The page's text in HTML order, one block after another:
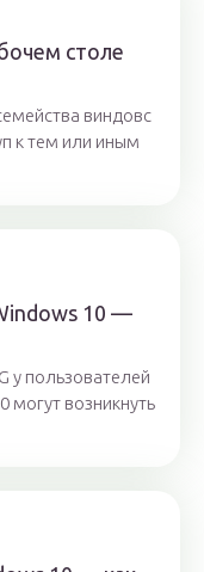
столе
виндовс
к тем или иным
10 —
у пользователей
могут возникнуть